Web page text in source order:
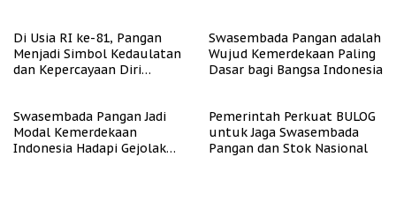
Di Usia RI ke-81, Pangan
Menjadi Simbol Kedaulatan
dan Kepercayaan Diri
Swasembada Pangan adalah
Wujud Kemerdekaan Paling
Dasar bagi Bangsa Indonesia
Swasembada Pangan Jadi
Modal Kemerdekaan
Indonesia Hadapi Gejolak
Pemerintah Perkuat BULOG
untuk Jaga Swasembada
Pangan dan Stok Nasional